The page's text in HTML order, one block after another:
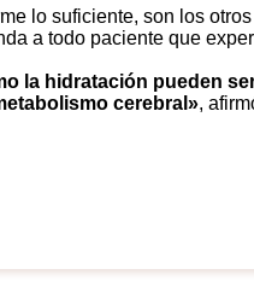
a todo paciente que
la hidratación pueden
cerebral»,